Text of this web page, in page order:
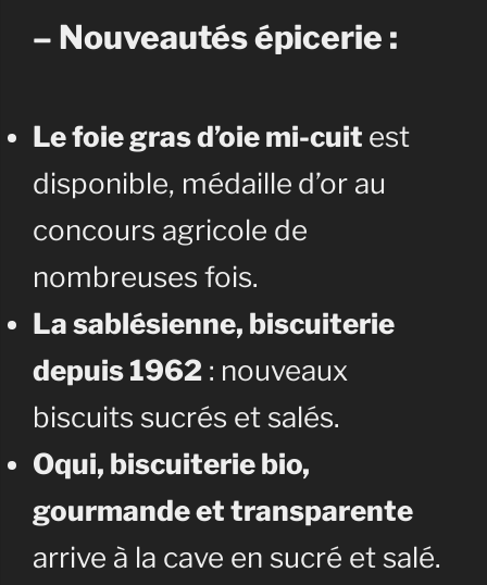
– Nouveautés épicerie :
Le foie gras d’oie mi-cuit est
disponible, médaille d’or au
concours agricole de
nombreuses fois.
La sablésienne, biscuiterie
depuis 1962 : nouveaux
biscuits sucrés et salés.
Oqui, biscuiterie bio,
gourmande et transparente
arrive à la cave en sucré et salé.